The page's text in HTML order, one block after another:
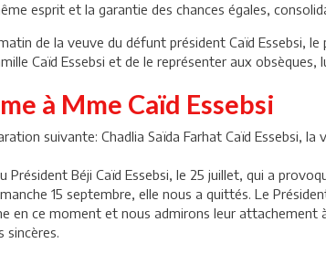
esprit et la garantie des chances égales,
de la veuve du défunt président Caïd Essebsi,
Caïd Essebsi et de le représenter aux obsèques,
à Mme Caïd Essebsi
suivante: Chadlia Saïda Farhat Caïd Essebsi,
Président Béji Caïd Essebsi, le 25 juillet, qui a
15 septembre, elle nous a quittés. Le
en ce moment et nous admirons leur
sincères.